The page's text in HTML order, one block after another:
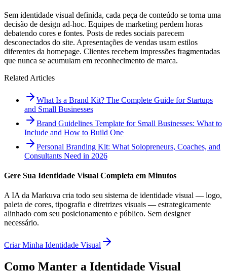
Sem identidade visual definida, cada peça de conteúdo se torna uma
decisão de design ad-hoc. Equipes de marketing perdem horas
debatendo cores e fontes. Posts de redes sociais parecem
desconectados do site. Apresentações de vendas usam estilos
diferentes da homepage. Clientes recebem impressões fragmentadas
que nunca se acumulam em reconhecimento de marca.
Related Articles
What Is a Brand Kit? The Complete Guide for Startups
and Small Businesses
Brand Guidelines Template for Small Businesses: What to
Include and How to Build One
Personal Branding Kit: What Solopreneurs, Coaches, and
Consultants Need in 2026
Gere Sua Identidade Visual Completa em Minutos
A IA da Markuva cria todo seu sistema de identidade visual — logo,
paleta de cores, tipografia e diretrizes visuais — estrategicamente
alinhado com seu posicionamento e público. Sem designer
necessário.
Criar Minha Identidade Visual
Como Manter a Identidade Visual